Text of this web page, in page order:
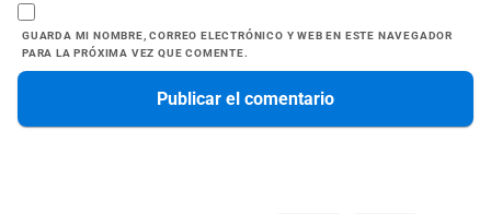
GUARDA MI NOMBRE, CORREO ELECTRÓNICO Y WEB EN ESTE NAVEGADOR
PARA LA PRÓXIMA VEZ QUE COMENTE.